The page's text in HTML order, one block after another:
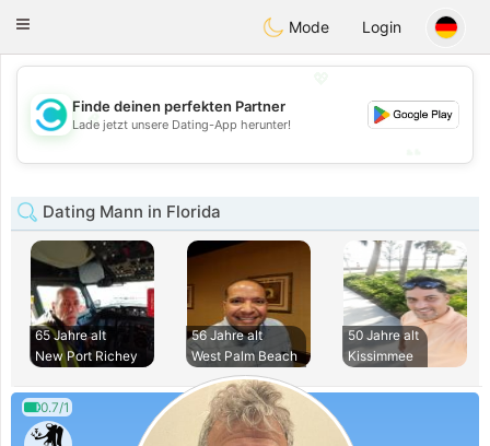
olombiaCitas
Toggle
Mode Login
💖
💕
Finde deinen perfekten Partner
Lade jetzt unsere Dating-App herunter!
Dating Mann in Florida
65 Jahre alt
New Port Richey
56 Jahre alt
West Palm Beach
50 Jahre alt
Kissimmee
0.7/1